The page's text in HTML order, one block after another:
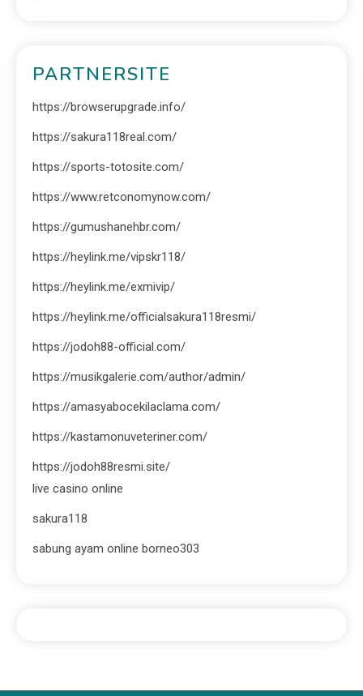
PARTNERSITE
https://browserupgrade.info/
https://sakura118real.com/
https://sports-totosite.com/
https://www.retconomynow.com/
https://gumushanehbr.com/
https://heylink.me/vipskr118/
https://heylink.me/exmivip/
https://heylink.me/officialsakura118resmi/
https://jodoh88-official.com/
https://musikgalerie.com/author/admin/
https://amasyabocekilaclama.com/
https://kastamonuveteriner.com/
https://jodoh88resmi.site/
live casino online
sakura118
sabung ayam online borneo303